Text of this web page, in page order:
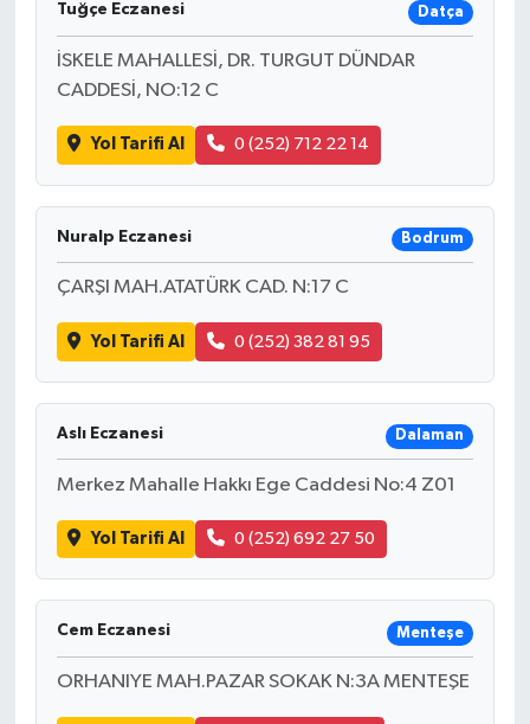
Tuğçe Eczanesi Datça
İSKELE MAHALLESİ, DR. TURGUT DÜNDAR
CADDESİ, NO:12 C
Yol Tarifi Al 0 (252) 712 22 14
Nuralp Eczanesi Bodrum
ÇARŞI MAH.ATATÜRK CAD. N:17 C
Yol Tarifi Al 0 (252) 382 81 95
Aslı Eczanesi Dalaman
Merkez Mahalle Hakkı Ege Caddesi No:4 Z01
Yol Tarifi Al 0 (252) 692 27 50
Cem Eczanesi Menteşe
ORHANIYE MAH.PAZAR SOKAK N:3A MENTEŞE